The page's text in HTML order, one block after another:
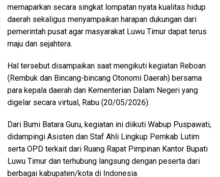
memaparkan secara singkat lompatan nyata kualitas hidup
daerah sekaligus menyampaikan harapan dukungan dari
pemerintah pusat agar masyarakat Luwu Timur dapat terus
maju dan sejahtera.
Hal tersebut disampaikan saat mengikuti kegiatan Reboan
(Rembuk dan Bincang-bincang Otonomi Daerah) bersama
para kepala daerah dan Kementerian Dalam Negeri yang
digelar secara virtual, Rabu (20/05/2026).
Dari Bumi Batara Guru, kegiatan ini diikuti Wabup Puspawati,
didampingi Asisten dan Staf Ahli Lingkup Pemkab Lutim
serta OPD terkait dari Ruang Rapat Pimpinan Kantor Bupati
Luwu Timur dan terhubung langsung dengan peserta dari
berbagai kabupaten/kota di Indonesia.